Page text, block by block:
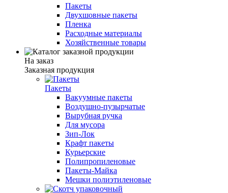
Пакеты
Двухшовные пакеты
Пленка
Расходные материалы
Хозяйственные товары
На заказ
Заказная продукция
Пакеты
Вакуумные пакеты
Воздушно-пузырчатые
Вырубная ручка
Для мусора
Зип-Лок
Крафт пакеты
Курьерские
Полипропиленовые
Пакеты-Майка
Мешки полиэтиленовые